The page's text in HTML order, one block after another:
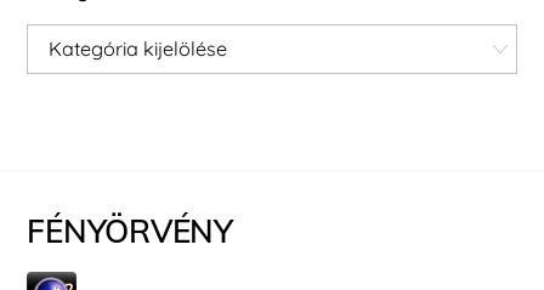
Kategóriák
FÉNYÖRVÉNY